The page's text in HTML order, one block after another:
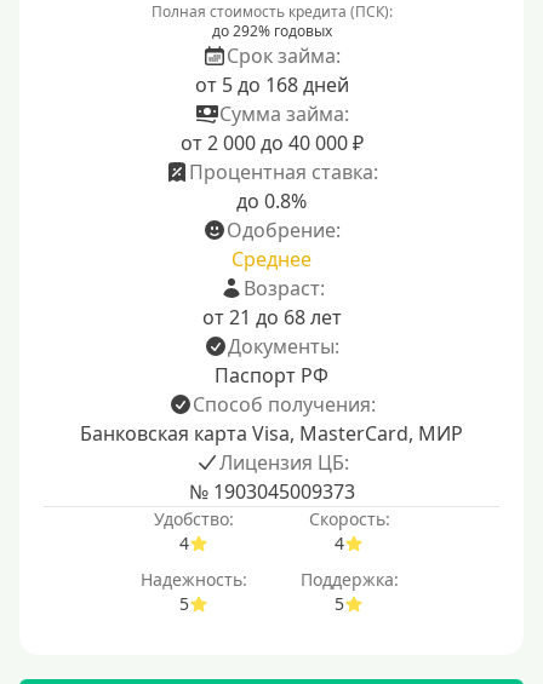
Полная стоимость кредита (ПСК):
до 292% годовых
Срок займа:
от 5 до 168 дней
Сумма займа:
от 2 000 до 40 000 ₽
Процентная ставка:
до 0.8%
Одобрение:
Среднее
Возраст:
от 21 до 68 лет
Документы:
Паспорт РФ
Способ получения:
Банковская карта Visa, MasterCard, МИР
Лицензия ЦБ:
№ 1903045009373
Удобство:
4
Скорость:
4
Надежность:
5
Поддержка:
5